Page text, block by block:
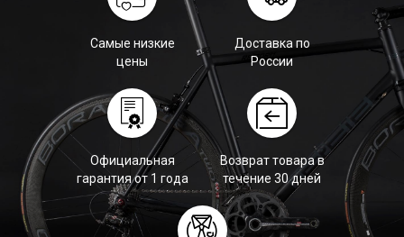
Самые низкие
цены
Доставка по
России
Официальная
гарантия от 1 года
Возврат товара в
течение 30 дней